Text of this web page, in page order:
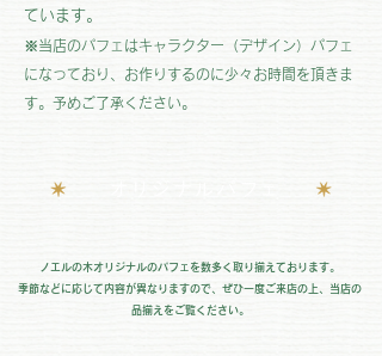
ています。
※当店のパフェはキャラクター（デザイン）パフェ
になっており、お作りするのに少々お時間を頂きま
す。予めご了承ください。
ノエルの木オリジナルのパフェを数多く取り揃えております。
​季節などに応じて内容が異なりますので、​ぜひ一度ご来店の上、当店の
品揃えをご覧ください。